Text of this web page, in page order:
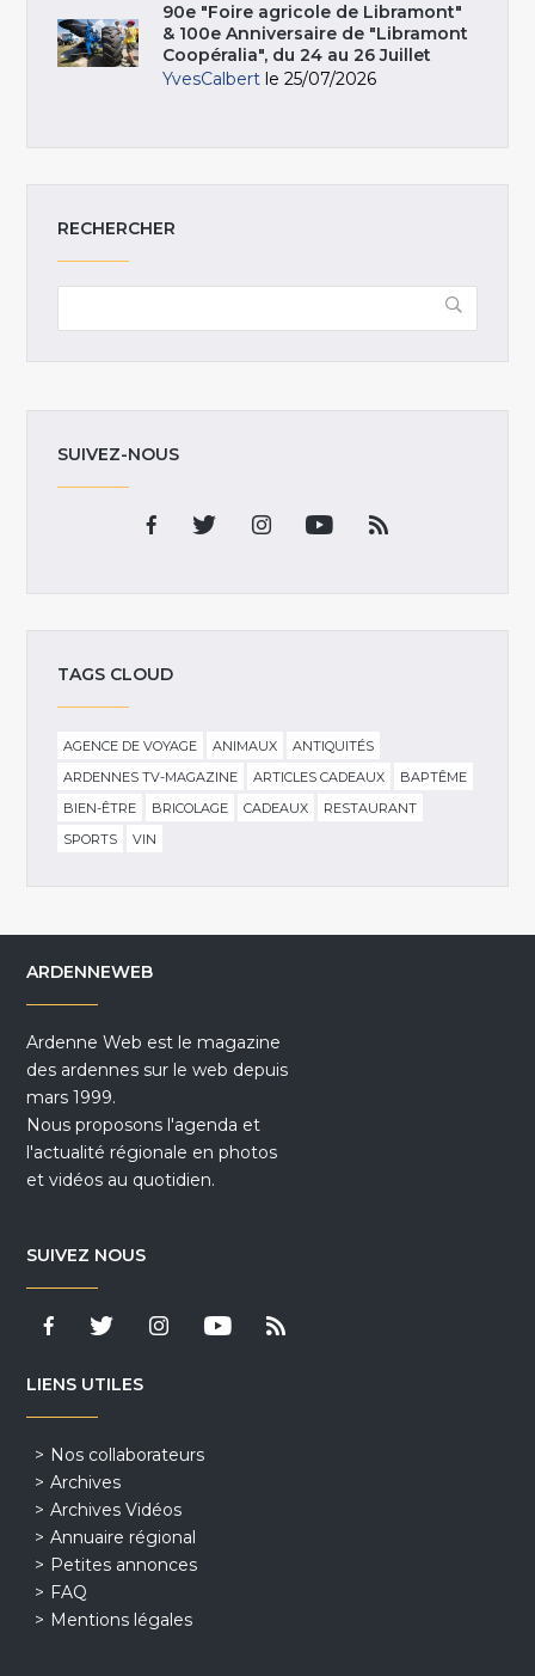
90e "Foire agricole de Libramont"
& 100e Anniversaire de "Libramont
Coopéralia", du 24 au 26 Juillet
YvesCalbert le 25/07/2026
RECHERCHER
SUIVEZ-NOUS
TAGS CLOUD
AGENCE DE VOYAGE ANIMAUX
ANTIQUITÉS
ARDENNES TV-MAGAZINE
ARTICLES CADEAUX
BAPTÊME
BIEN-ÊTRE
BRICOLAGE CADEAUX
RESTAURANT
SPORTS
VIN
ARDENNEWEB
Ardenne Web est le magazine
des ardennes sur le web depuis
mars 1999.
Nous proposons l'agenda et
l'actualité régionale en photos
et vidéos au quotidien.
SUIVEZ NOUS
LIENS UTILES
Nos collaborateurs
Archives
Archives Vidéos
Annuaire régional
Petites annonces
FAQ
Mentions légales